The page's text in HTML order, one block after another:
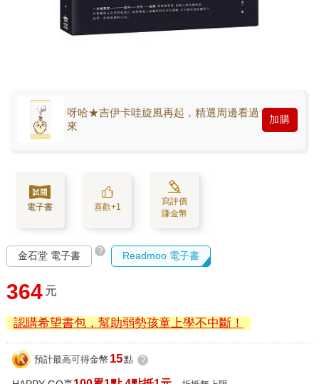
呀哈★吉伊卡哇旋風再起，精選周邊看過
來
加購
電子書 喜歡+1
寫評價
賺金幣
金石堂 電子書 ? Readmoo 電子書
364 元
認購希望書包，幫助弱勢孩童上學不中斷！
預計最高可得金幣 15點 ?